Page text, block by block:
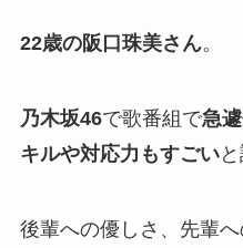
22歳の阪口珠美さん。
乃木坂46で歌番組で急
キルや対応力もすごいと
後輩への優しさ、先輩